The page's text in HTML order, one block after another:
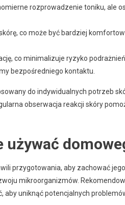
rozprowadzenie toniku, ale
co może być bardziej
co minimalizuje ryzyko
bezpośredniego kontaktu.
do indywidualnych potrzeb
obserwacja reakcji skóry
używać
przygotowania, aby zachować
mikroorganizmów.
uniknąć potencjalnych